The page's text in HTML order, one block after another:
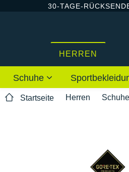
30-TAGE-
HERREN
Schuhe
Startseite Herren Schuhe